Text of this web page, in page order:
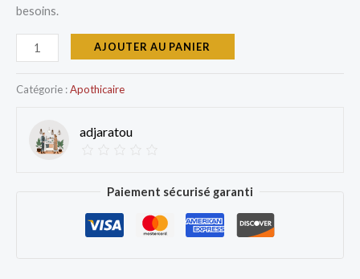
besoins.
AJOUTER AU PANIER
Catégorie :Apothicaire
adjaratou
Paiement sécurisé garanti